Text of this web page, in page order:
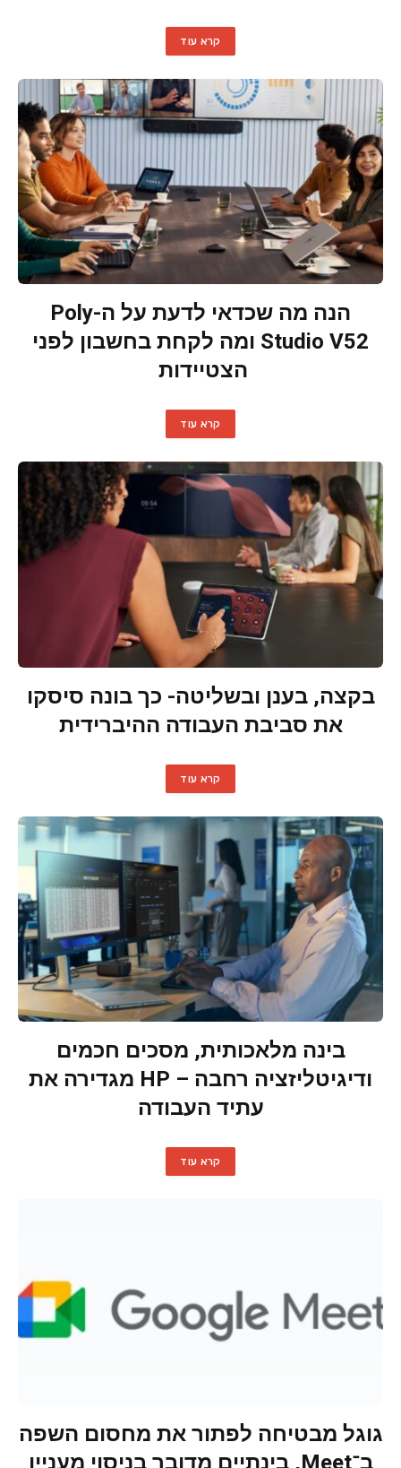
קרא עוד
הנה מה שכדאי לדעת על ה-Poly
Studio V52 ומה לקחת בחשבון לפני
הצטיידות
קרא עוד
בקצה, בענן ובשליטה- כך בונה סיסקו
את סביבת העבודה ההיברידית
קרא עוד
בינה מלאכותית, מסכים חכמים
ודיגיטליזציה רחבה – HP מגדירה את
עתיד העבודה
קרא עוד
גוגל מבטיחה לפתור את מחסום השפה
ב־Meet, בינתיים מדובר בניסוי מעניין